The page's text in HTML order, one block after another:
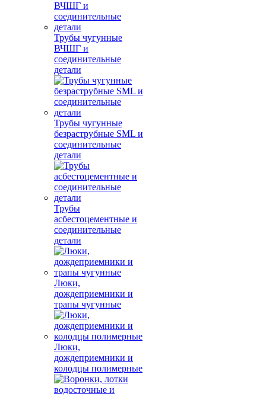
Трубы чугунные
ВЧШГ и
соединительные
детали
Трубы чугунные
безраструбные SML и
соединительные
детали
Трубы
асбестоцементные и
соединительные
детали
Люки,
дождеприемники и
трапы чугунные
Люки,
дождеприемники и
колодцы полимерные